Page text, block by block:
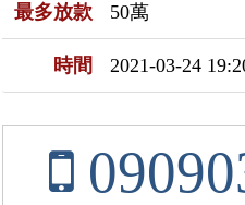
最多放款 50萬
時間 2021-03-24